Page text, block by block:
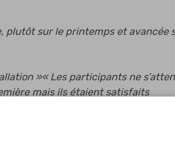
plutôt sur le printemps et avancée
»« Les participants ne
mais ils étaient satisfaits